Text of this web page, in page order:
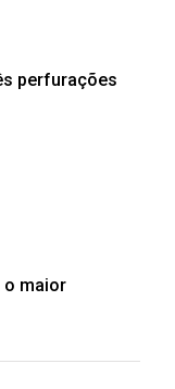
perfurações
o maior